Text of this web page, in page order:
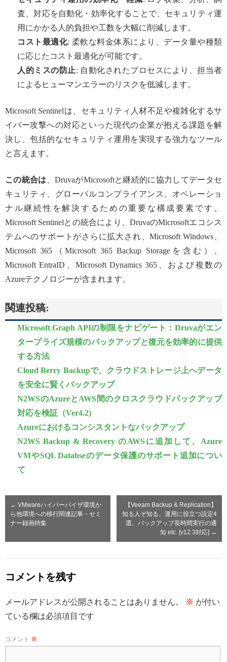
査、対応を自動化・効率化することで、セキュリティ運
用にかかる人的負担や工数を大幅に削減します。
コスト最適化: 柔軟な料金体系により、データ量や種類
に応じたコスト最適化が可能です。
人的ミスの防止: 自動化されたプロセスにより、担当者
によるヒューマンエラーのリスクを低減します。
Microsoft Sentinelは、セキュリティ人材不足や複雑化するサ
イバー攻撃への対応といった現代の企業が抱える課題を解
決し、包括的なセキュリティ運用を実現する強力なツール
と言えます。
この統合は 、DruvaがMicrosoftと継続的に協力してデータセ
キュリティ、グローバルコンプライアンス、オペレーショ
ナル継続性を解決するための重要な構成要素です。
Microsoft Sentinelとの統合により、DruvaのMicrosoftエコシス
テムへのサポートがさらに拡大され、Microsoft Windows、
Microsoft 365（Microsoft 365 Backup Storageを含む）、
Microsoft EntraID、Microsoft Dynamics 365、および複数の
Azureテクノロジーが含まれます。
関連投稿:
Microsoft Graph APIの制限をナビゲート：Druvaがエン
タープライズ規模のバックアップと復元を効率的に提供
する方法
Cloud Berry Backupで、クラウドストレージ上へデータ
を安全に賢くバックアップ
N2WSのAzureとAWS間のクロスクラウドバックアップ
対応を検証（Ver4.2)
Azureにおけるコンシスタントなバックアップ
N2WS Backup & Recovery のAWSに追加して、Azure
VMやSQL Databseのデータ保護のサポート追加につい
て
← VMwareハイパーバイザ環境か
ら他環境への移行関連記事・セミ
ナー録画特集
【Veeam Backup & Replication】
知る人ぞ知る、運用に役立つ設定4
選。バックアップ長時間実行の通
知 etc. [v12.3対応] →
コメントを残す
メールアドレスが公開されることはありません。 ※ が付い
ている欄は必須項目です
コメント ※